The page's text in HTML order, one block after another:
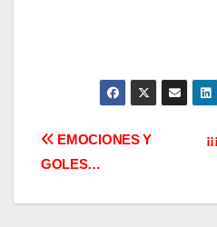
Navegación
EMOCIONES Y
GOLES…